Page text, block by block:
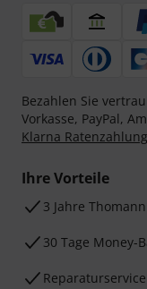
Bezahlen Sie
Vorkasse, PayPal,
Klarna Ratenzahlung
Ihre Vorteile
3 Jahre
30 Tage Money-
Reparaturservice